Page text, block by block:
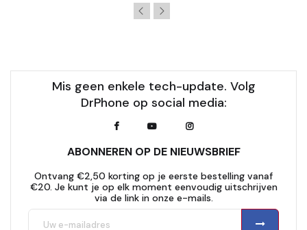
Mis geen enkele tech-update. Volg
DrPhone op social media:
ABONNEREN OP DE NIEUWSBRIEF
Ontvang €2,50 korting op je eerste bestelling vanaf
€20. Je kunt je op elk moment eenvoudig uitschrijven
via de link in onze e-mails.